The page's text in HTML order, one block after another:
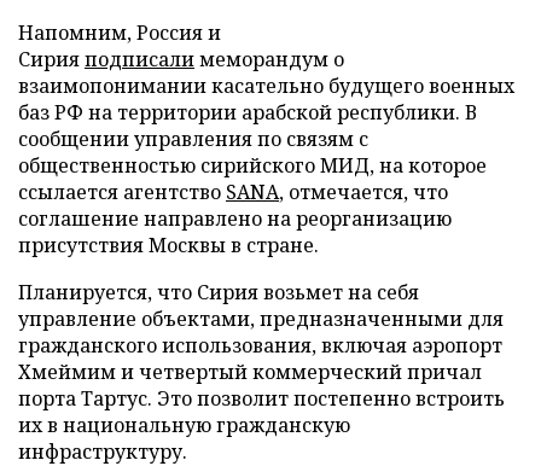
Напомним, Россия и
Сирияподписалимеморандум о
взаимопонимании касательно будущего военных
баз РФ на территории арабской республики. В
сообщении управления по связям с
общественностью сирийского МИД, на которое
ссылается агентство SANA, отмечается, что
соглашение направлено на реорганизацию
присутствия Москвы в стране.
Планируется, что Сирия возьмет на себя
управление объектами, предназначенными для
гражданского использования, включая аэропорт
Хмеймим и четвертый коммерческий причал
порта Тартус. Это позволит постепенно встроить
их в национальную гражданскую
инфраструктуру.